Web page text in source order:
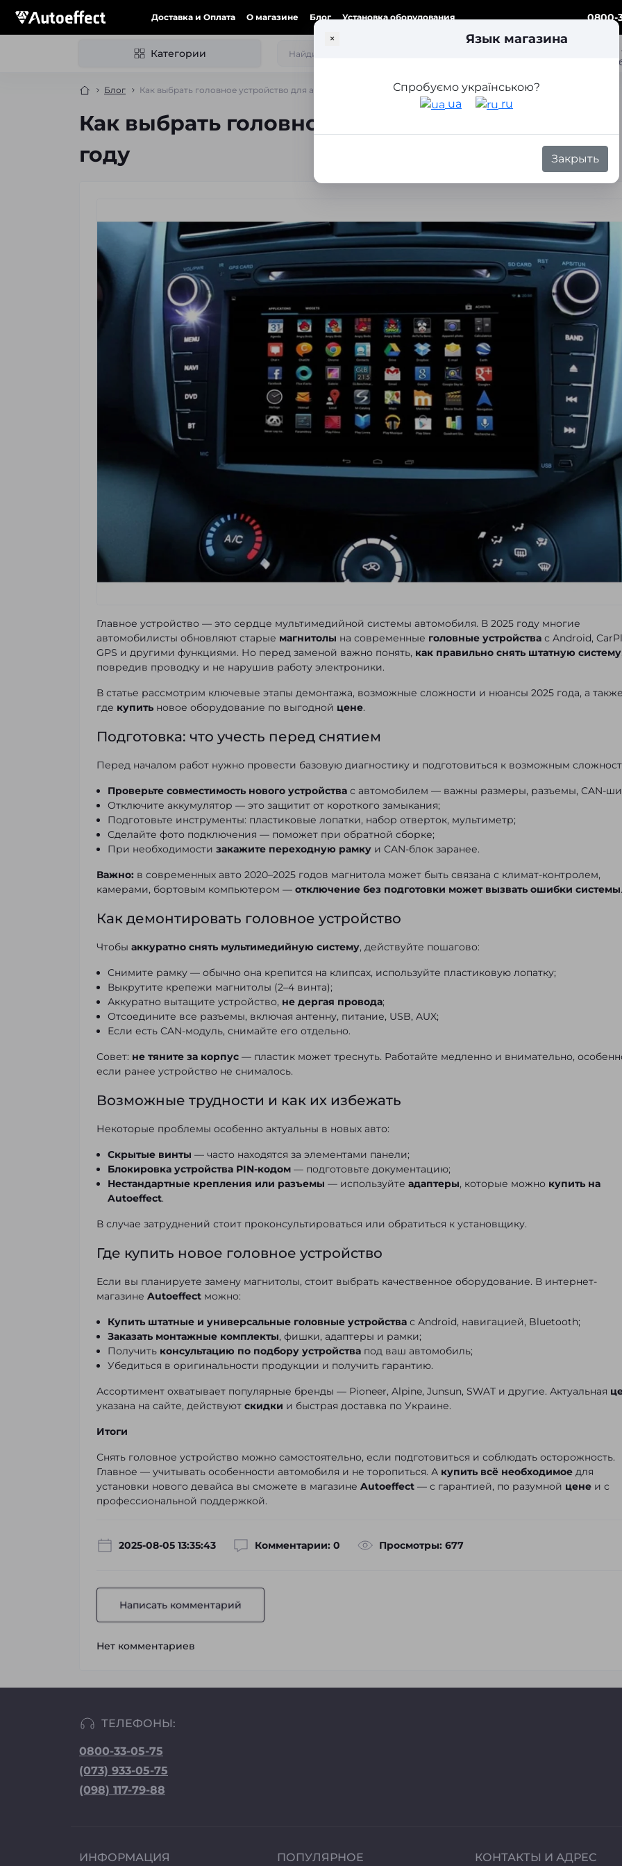
Доставка и Оплата О магазине Блог Установка оборудования 0800-
Категории
Блог Как выбрать головное устройство для авто: что учитывать в 2025 году
Как выбрать головное устройство для авто:
году
× Язык магазина
Спробуємо українською?
ua
ru
Закрыть
Главное устройство — это сердце мультимедийной системы автомобиля. В 2025 году многие
автомобилисты обновляют старые магнитолы на современные головные устройства с Android,
GPS и другими функциями. Но перед заменой важно понять, как правильно снять штатную систему
повредив проводку и не нарушив работу электроники.
В статье рассмотрим ключевые этапы демонтажа, возможные сложности и нюансы 2025 года, а
где купить новое оборудование по выгодной цене.
Подготовка: что учесть перед снятием
Перед началом работ нужно провести базовую диагностику и подготовиться к возможным
Проверьте совместимость нового устройства с автомобилем — важны размеры, разъемы, CAN-
Отключите аккумулятор — это защитит от короткого замыкания;
Подготовьте инструменты: пластиковые лопатки, набор отверток, мультиметр;
Сделайте фото подключения — поможет при обратной сборке;
При необходимости закажите переходную рамку и CAN-блок заранее.
Важно: в современных авто 2020–2025 годов магнитола может быть связана с климат-контролем,
камерами, бортовым компьютером — отключение без подготовки может вызвать ошибки системы.
Как демонтировать головное устройство
Чтобы аккуратно снять мультимедийную систему, действуйте пошагово:
Снимите рамку — обычно она крепится на клипсах, используйте пластиковую лопатку;
Выкрутите крепежи магнитолы (2–4 винта);
Аккуратно вытащите устройство, не дергая провода;
Отсоедините все разъемы, включая антенну, питание, USB, AUX;
Если есть CAN-модуль, снимайте его отдельно.
Совет: не тяните за корпус — пластик может треснуть. Работайте медленно и внимательно,
если ранее устройство не снималось.
Возможные трудности и как их избежать
Некоторые проблемы особенно актуальны в новых авто:
Скрытые винты — часто находятся за элементами панели;
Блокировка устройства PIN-кодом — подготовьте документацию;
Нестандартные крепления или разъемы — используйте адаптеры, которые можно купить на
Autoeffect.
В случае затруднений стоит проконсультироваться или обратиться к установщику.
Где купить новое головное устройство
Если вы планируете замену магнитолы, стоит выбрать качественное оборудование. В интернет-
магазине Autoeffect можно:
Купить штатные и универсальные головные устройства с Android, навигацией, Bluetooth;
Заказать монтажные комплекты, фишки, адаптеры и рамки;
Получить консультацию по подбору устройства под ваш автомобиль;
Убедиться в оригинальности продукции и получить гарантию.
Ассортимент охватывает популярные бренды — Pioneer, Alpine, Junsun, SWAT и другие. Актуальная
указана на сайте, действуют скидки и быстрая доставка по Украине.
Итоги
Снять головное устройство можно самостоятельно, если подготовиться и соблюдать осторожность.
Главное — учитывать особенности автомобиля и не торопиться. А купить всё необходимое для
установки нового девайса вы сможете в магазине Autoeffect — с гарантией, по разумной цене и с
профессиональной поддержкой.
2025-08-05 13:35:43 Комментарии: 0 Просмотры: 677
Написать комментарий
Нет комментариев
ТЕЛЕФОНЫ:
0800-33-05-75
(073) 933-05-75
(098) 117-79-88
ИНФОРМАЦИЯ ПОПУЛЯРНОЕ КОНТАКТЫ И АДРЕС